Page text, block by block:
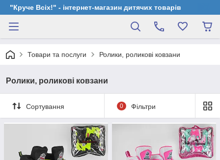
"Круче Всіх!" - інтернет-магазин дитячих товарів
Товари та послуги Ролики, роликові ковзани
Ролики, роликові ковзани
Сортування 0 Фільтри